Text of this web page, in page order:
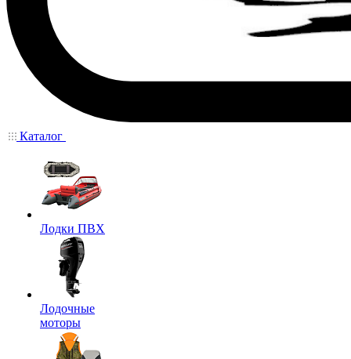
Каталог
Лодки ПВХ
Лодочные
моторы